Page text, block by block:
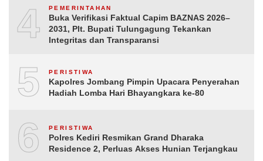
4 PEMERINTAHAN
Buka Verifikasi Faktual Capim BAZNAS 2026–
2031, Plt. Bupati Tulungagung Tekankan
Integritas dan Transparansi
5 PERISTIWA
Kapolres Jombang Pimpin Upacara Penyerahan
Hadiah Lomba Hari Bhayangkara ke-80
6 PERISTIWA
Polres Kediri Resmikan Grand Dharaka
Residence 2, Perluas Akses Hunian Terjangkau